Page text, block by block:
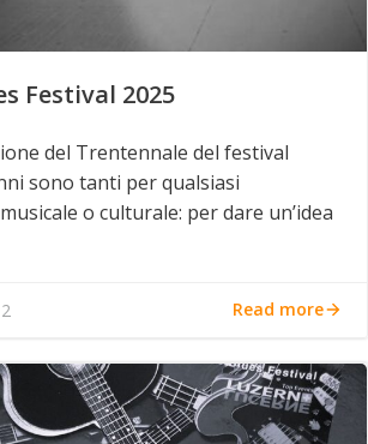
Festival 2025
del Trentennale del festival
sono tanti per qualsiasi
o culturale: per dare un’idea
Read more